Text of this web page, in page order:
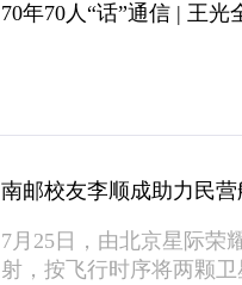
70年70人“话”通信 | 王
南邮校友李顺成助力民
7月25日，由北京星际荣
射，按飞行时序将两颗